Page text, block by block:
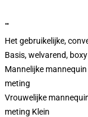
""
Het gebruikelijke,
Basis, welvarend,
Mannelijke
meting
Vrouwelijke
meting Klein